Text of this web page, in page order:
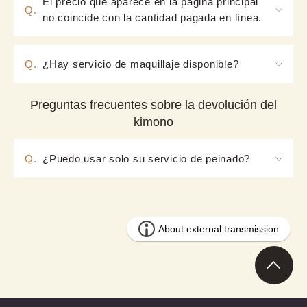
Q.
no coincide con la cantidad pagada en línea.
A. Los precios son diferentes en los planes
【Kimono】 y 【Yukata】. Puede elegir 【Kimono】
o 【Yukata】 en la parte superior de la ventana de
Q. ¿Hay servicio de maquillaje disponible?
Preguntas frecuentes sobre la devolución del
kimono
Q. ¿Puedo usar solo su servicio de peinado?
clientes que utilizan el servicio de alquiler de